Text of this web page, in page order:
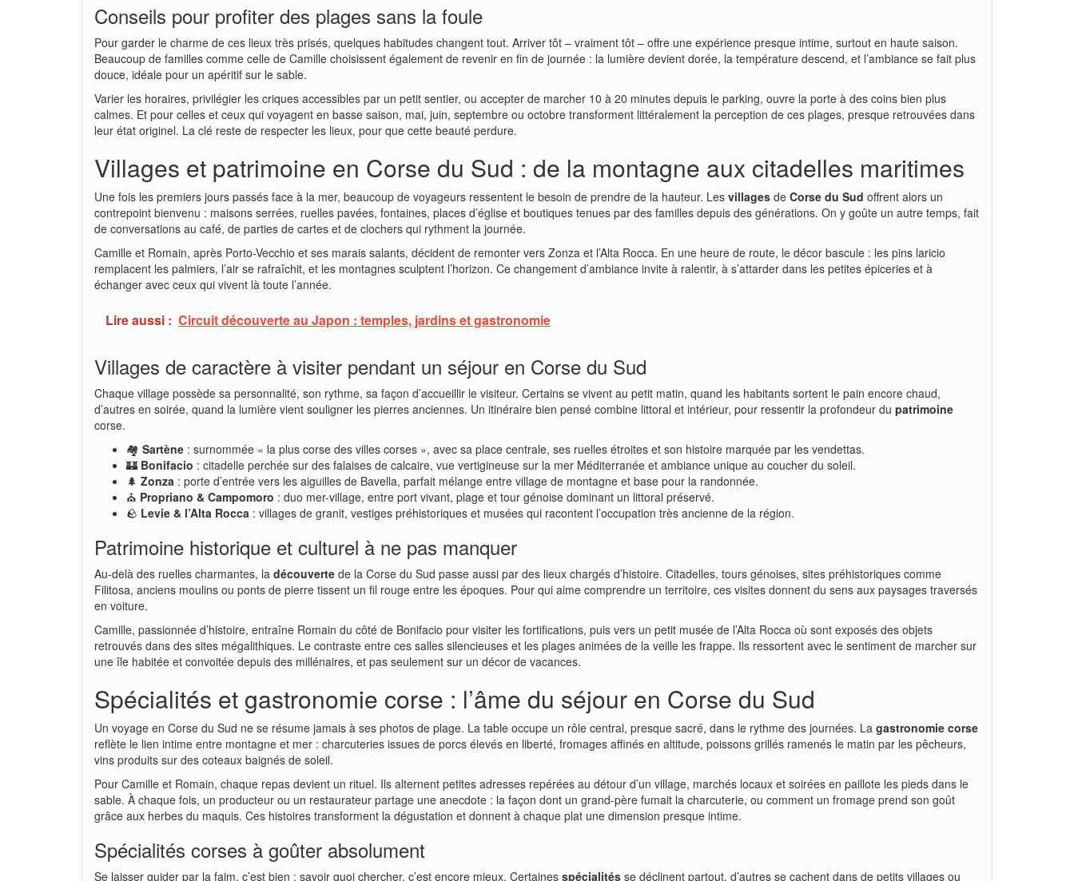
Conseils pour profiter des plages sans la foule
Pour garder le charme de ces lieux très prisés, quelques habitudes changent tout. Arriver tôt – vraiment tôt – offre une expérience presque intime, surtout en haute saison.
Beaucoup de familles comme celle de Camille choisissent également de revenir en fin de journée : la lumière devient dorée, la température descend, et l’ambiance se fait plus
douce, idéale pour un apéritif sur le sable.
Varier les horaires, privilégier les criques accessibles par un petit sentier, ou accepter de marcher 10 à 20 minutes depuis le parking, ouvre la porte à des coins bien plus
calmes. Et pour celles et ceux qui voyagent en basse saison, mai, juin, septembre ou octobre transforment littéralement la perception de ces plages, presque retrouvées dans
leur état originel. La clé reste de respecter les lieux, pour que cette beauté perdure.
Villages et patrimoine en Corse du Sud : de la montagne aux citadelles maritimes
Une fois les premiers jours passés face à la mer, beaucoup de voyageurs ressentent le besoin de prendre de la hauteur. Les villages de Corse du Sud offrent alors un
contrepoint bienvenu : maisons serrées, ruelles pavées, fontaines, places d’église et boutiques tenues par des familles depuis des générations. On y goûte un autre temps, fait
de conversations au café, de parties de cartes et de clochers qui rythment la journée.
Camille et Romain, après Porto-Vecchio et ses marais salants, décident de remonter vers Zonza et l’Alta Rocca. En une heure de route, le décor bascule : les pins laricio
remplacent les palmiers, l’air se rafraîchit, et les montagnes sculptent l’horizon. Ce changement d’ambiance invite à ralentir, à s’attarder dans les petites épiceries et à
échanger avec ceux qui vivent là toute l’année.
Lire aussi : Circuit découverte au Japon : temples, jardins et gastronomie
Villages de caractère à visiter pendant un séjour en Corse du Sud
Chaque village possède sa personnalité, son rythme, sa façon d’accueillir le visiteur. Certains se vivent au petit matin, quand les habitants sortent le pain encore chaud,
d’autres en soirée, quand la lumière vient souligner les pierres anciennes. Un itinéraire bien pensé combine littoral et intérieur, pour ressentir la profondeur du patrimoine
corse.
🏘️ Sartène : surnommée « la plus corse des villes corses », avec sa place centrale, ses ruelles étroites et son histoire marquée par les vendettas.
🏰 Bonifacio : citadelle perchée sur des falaises de calcaire, vue vertigineuse sur la mer Méditerranée et ambiance unique au coucher du soleil.
🌲 Zonza : porte d’entrée vers les aiguilles de Bavella, parfait mélange entre village de montagne et base pour la randonnée.
⛪ Propriano & Campomoro : duo mer-village, entre port vivant, plage et tour génoise dominant un littoral préservé.
🪨 Levie & l’Alta Rocca : villages de granit, vestiges préhistoriques et musées qui racontent l’occupation très ancienne de la région.
Patrimoine historique et culturel à ne pas manquer
Au-delà des ruelles charmantes, la découverte de la Corse du Sud passe aussi par des lieux chargés d’histoire. Citadelles, tours génoises, sites préhistoriques comme
Filitosa, anciens moulins ou ponts de pierre tissent un fil rouge entre les époques. Pour qui aime comprendre un territoire, ces visites donnent du sens aux paysages traversés
en voiture.
Camille, passionnée d’histoire, entraîne Romain du côté de Bonifacio pour visiter les fortifications, puis vers un petit musée de l’Alta Rocca où sont exposés des objets
retrouvés dans des sites mégalithiques. Le contraste entre ces salles silencieuses et les plages animées de la veille les frappe. Ils ressortent avec le sentiment de marcher sur
une île habitée et convoitée depuis des millénaires, et pas seulement sur un décor de vacances.
Spécialités et gastronomie corse : l’âme du séjour en Corse du Sud
Un voyage en Corse du Sud ne se résume jamais à ses photos de plage. La table occupe un rôle central, presque sacré, dans le rythme des journées. La gastronomie corse
reflète le lien intime entre montagne et mer : charcuteries issues de porcs élevés en liberté, fromages affinés en altitude, poissons grillés ramenés le matin par les pêcheurs,
vins produits sur des coteaux baignés de soleil.
Pour Camille et Romain, chaque repas devient un rituel. Ils alternent petites adresses repérées au détour d’un village, marchés locaux et soirées en paillote les pieds dans le
sable. À chaque fois, un producteur ou un restaurateur partage une anecdote : la façon dont un grand-père fumait la charcuterie, ou comment un fromage prend son goût
grâce aux herbes du maquis. Ces histoires transforment la dégustation et donnent à chaque plat une dimension presque intime.
Spécialités corses à goûter absolument
Se laisser guider par la faim, c’est bien ; savoir quoi chercher, c’est encore mieux. Certaines spécialités se déclinent partout, d’autres se cachent dans de petits villages ou